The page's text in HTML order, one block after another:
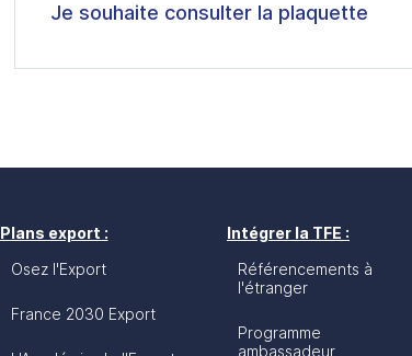
Je souhaite consulter la plaquette
Plans export :
Osez l'Export
France 2030 Export
Intégrer la TFE :
Référencements à
l'étranger
Programme
ambassadeur